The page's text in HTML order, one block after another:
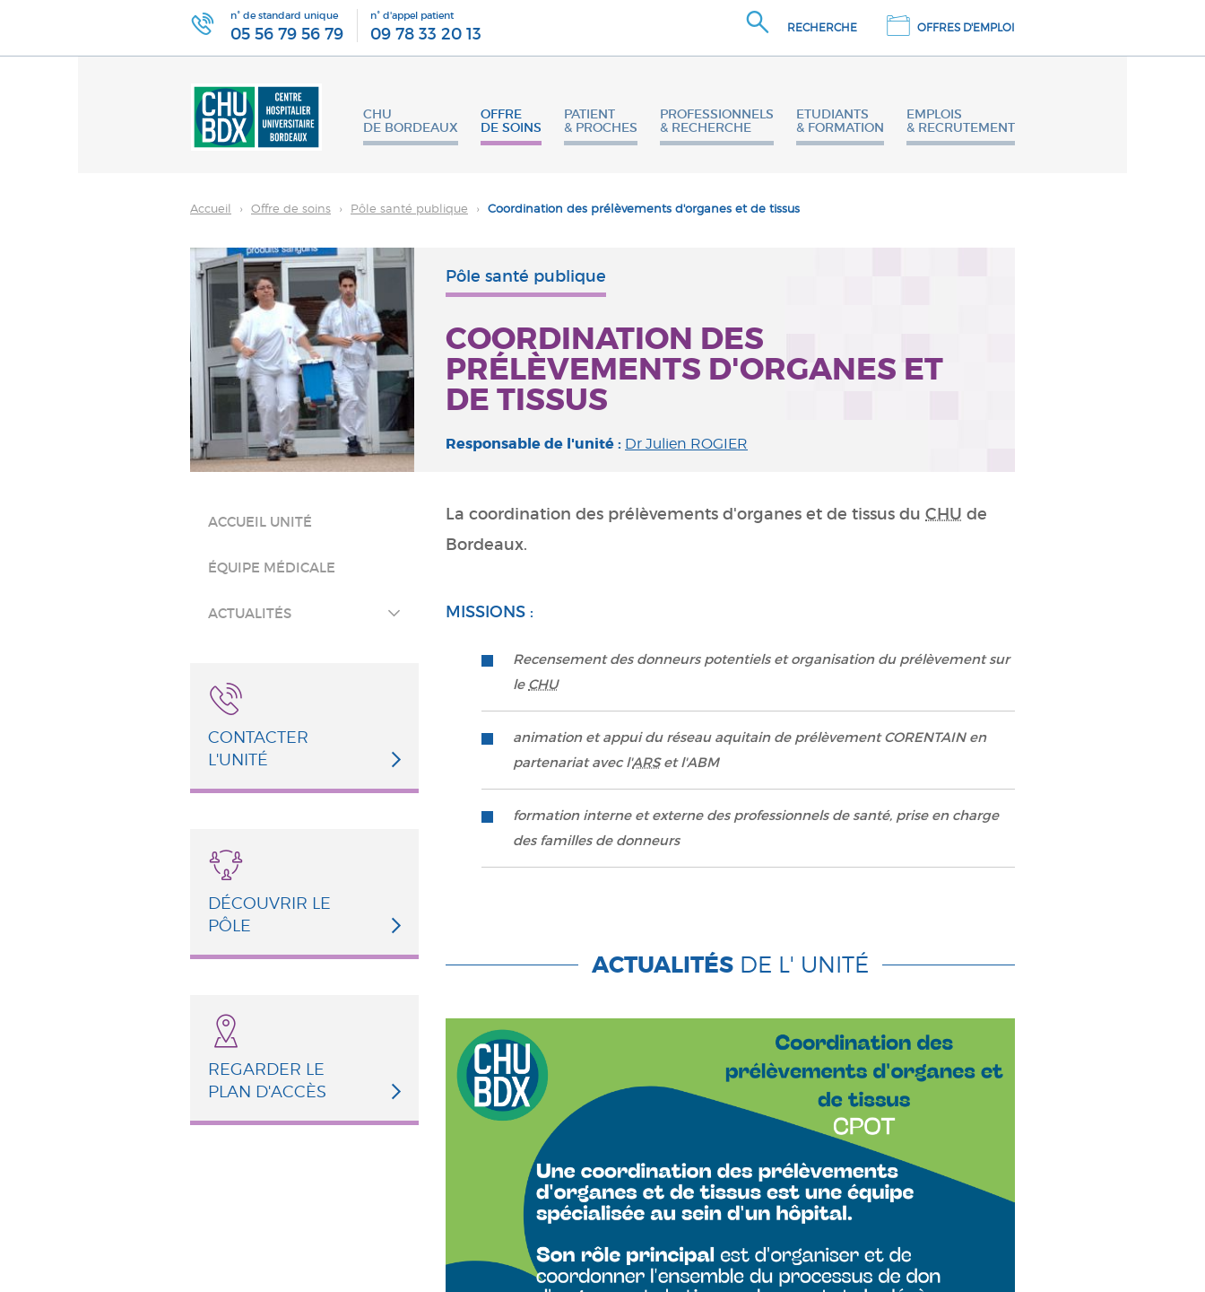
n° de standard unique
05 56 79 56 79
n° d'appel patient
09 78 33 20 13 RECHERCHE OFFRES D'EMPLOI
CHU
DE BORDEAUX
OFFRE
DE SOINS
PATIENT
& PROCHES
PROFESSIONNELS
& RECHERCHE
ETUDIANTS
& FORMATION
EMPLOIS
& RECRUTEMENT
Accueil › Offre de soins › Pôle santé publique › Coordination des prélèvements d'organes et de tissus
Pôle santé publique
COORDINATION DES
PRÉLÈVEMENTS D'ORGANES ET
DE TISSUS
Responsable de l'unité : Dr Julien ROGIER
ACCUEIL UNITÉ
ÉQUIPE MÉDICALE
ACTUALITÉS
CONTACTER
L'UNITÉ
DÉCOUVRIR LE
PÔLE
REGARDER LE
PLAN D'ACCÈS
La coordination des prélèvements d'organes et de tissus du CHU de
Bordeaux.
MISSIONS :
Recensement des donneurs potentiels et organisation du prélèvement sur
le CHU
animation et appui du réseau aquitain de prélèvement CORENTAIN en
partenariat avec l'ARSet l'ABM
formation interne et externe des professionnels de santé, prise en charge
des familles de donneurs
ACTUALITÉS DE L' UNITÉ